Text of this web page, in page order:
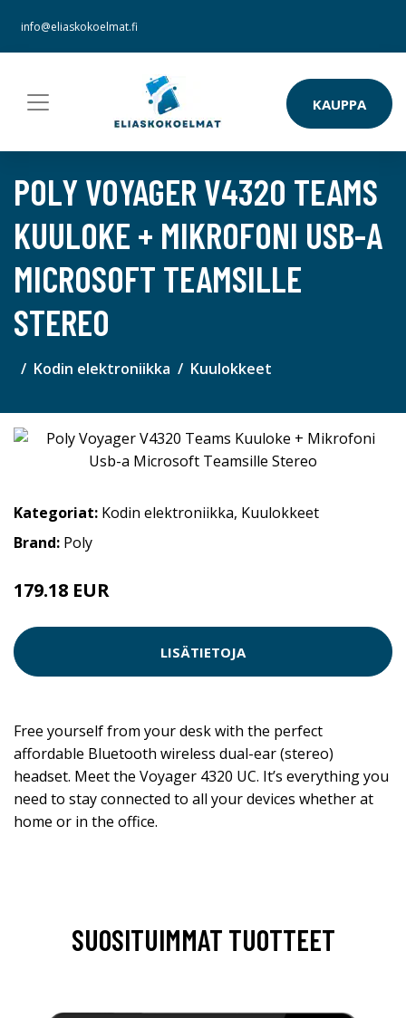
info@eliaskokoelmat.fi
KAUPPA
POLY VOYAGER V4320 TEAMS
KUULOKE + MIKROFONI USB-A
MICROSOFT TEAMSILLE
STEREO
Kodin elektroniikka Kuulokkeet
Kategoriat: Kodin elektroniikka, Kuulokkeet
Brand: Poly
179.18 EUR
LISÄTIETOJA
Free yourself from your desk with the perfect
affordable Bluetooth wireless dual-ear (stereo)
headset. Meet the Voyager 4320 UC. It’s everything you
need to stay connected to all your devices whether at
home or in the office.
SUOSITUIMMAT TUOTTEET